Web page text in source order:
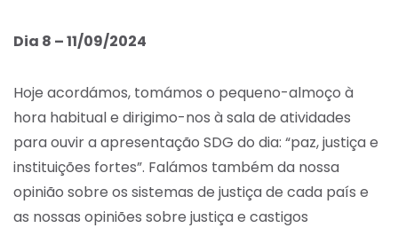
Dia 8 – 11/09/2024
Hoje acordámos, tomámos o pequeno-almoço à
hora habitual e dirigimo-nos à sala de atividades
para ouvir a apresentação SDG do dia: “paz, justiça e
instituições fortes”. Falámos também da nossa
opinião sobre os sistemas de justiça de cada país e
as nossas opiniões sobre justiça e castigos